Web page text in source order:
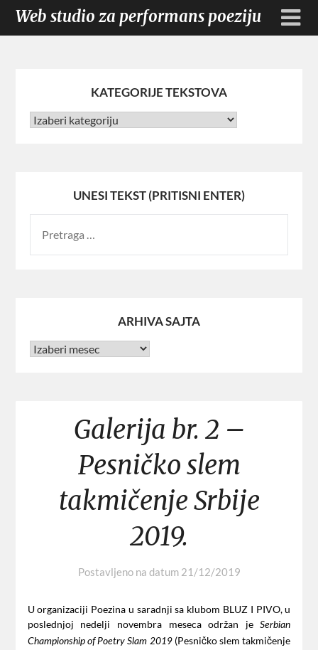
Web studio za performans poeziju
KATEGORIJE TEKSTOVA
UNESI TEKST (PRITISNI ENTER)
ARHIVA SAJTA
Galerija br. 2 –
Pesničko slem
takmičenje Srbije
2019.
Postavljeno na datum 21/12/2019
U organizaciji Poezina u saradnji sa klubom BLUZ I PIVO, u
poslednjoj nedelji novembra meseca održan jeSerbian
Championship of Poetry Slam 2019(Pesničko slem takmičenje